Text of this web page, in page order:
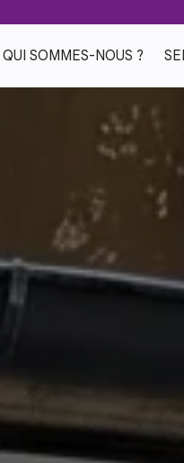
QUI SOMMES-NOUS ?